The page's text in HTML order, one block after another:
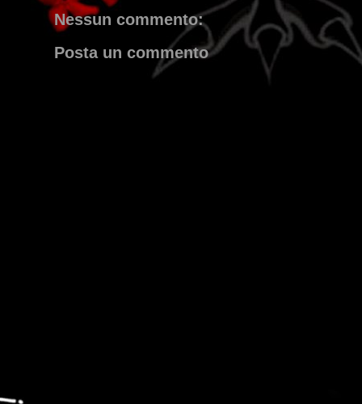
Nessun commento:
Posta un commento